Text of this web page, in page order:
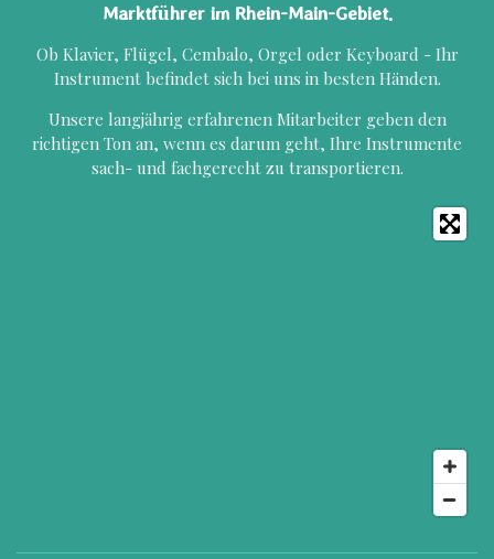
Marktführer im Rhein-Main-Gebiet.
Ob Klavier, Flügel, Cembalo, Orgel oder Keyboard - Ihr
Instrument befindet sich bei uns in besten Händen.
Unsere langjährig erfahrenen Mitarbeiter geben den
richtigen Ton an, wenn es darum geht, Ihre Instrumente
sach- und fachgerecht zu transportieren.